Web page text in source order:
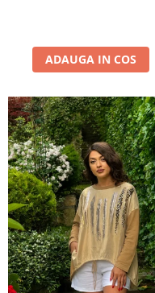
ADAUGA IN COS